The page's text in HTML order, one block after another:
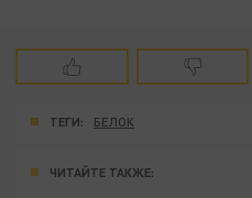
ТЕГИ: БЕЛОК
ЧИТАЙТЕ ТАКЖЕ: